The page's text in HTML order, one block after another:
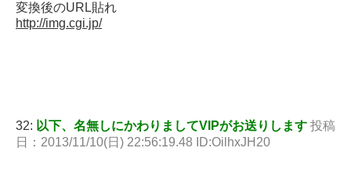
変換後のURL貼れ
http://img.cgi.jp/
32: 以下、名無しにかわりましてVIPがお送りします 投稿
日：2013/11/10(日) 22:56:19.48 ID:OilhxJH20